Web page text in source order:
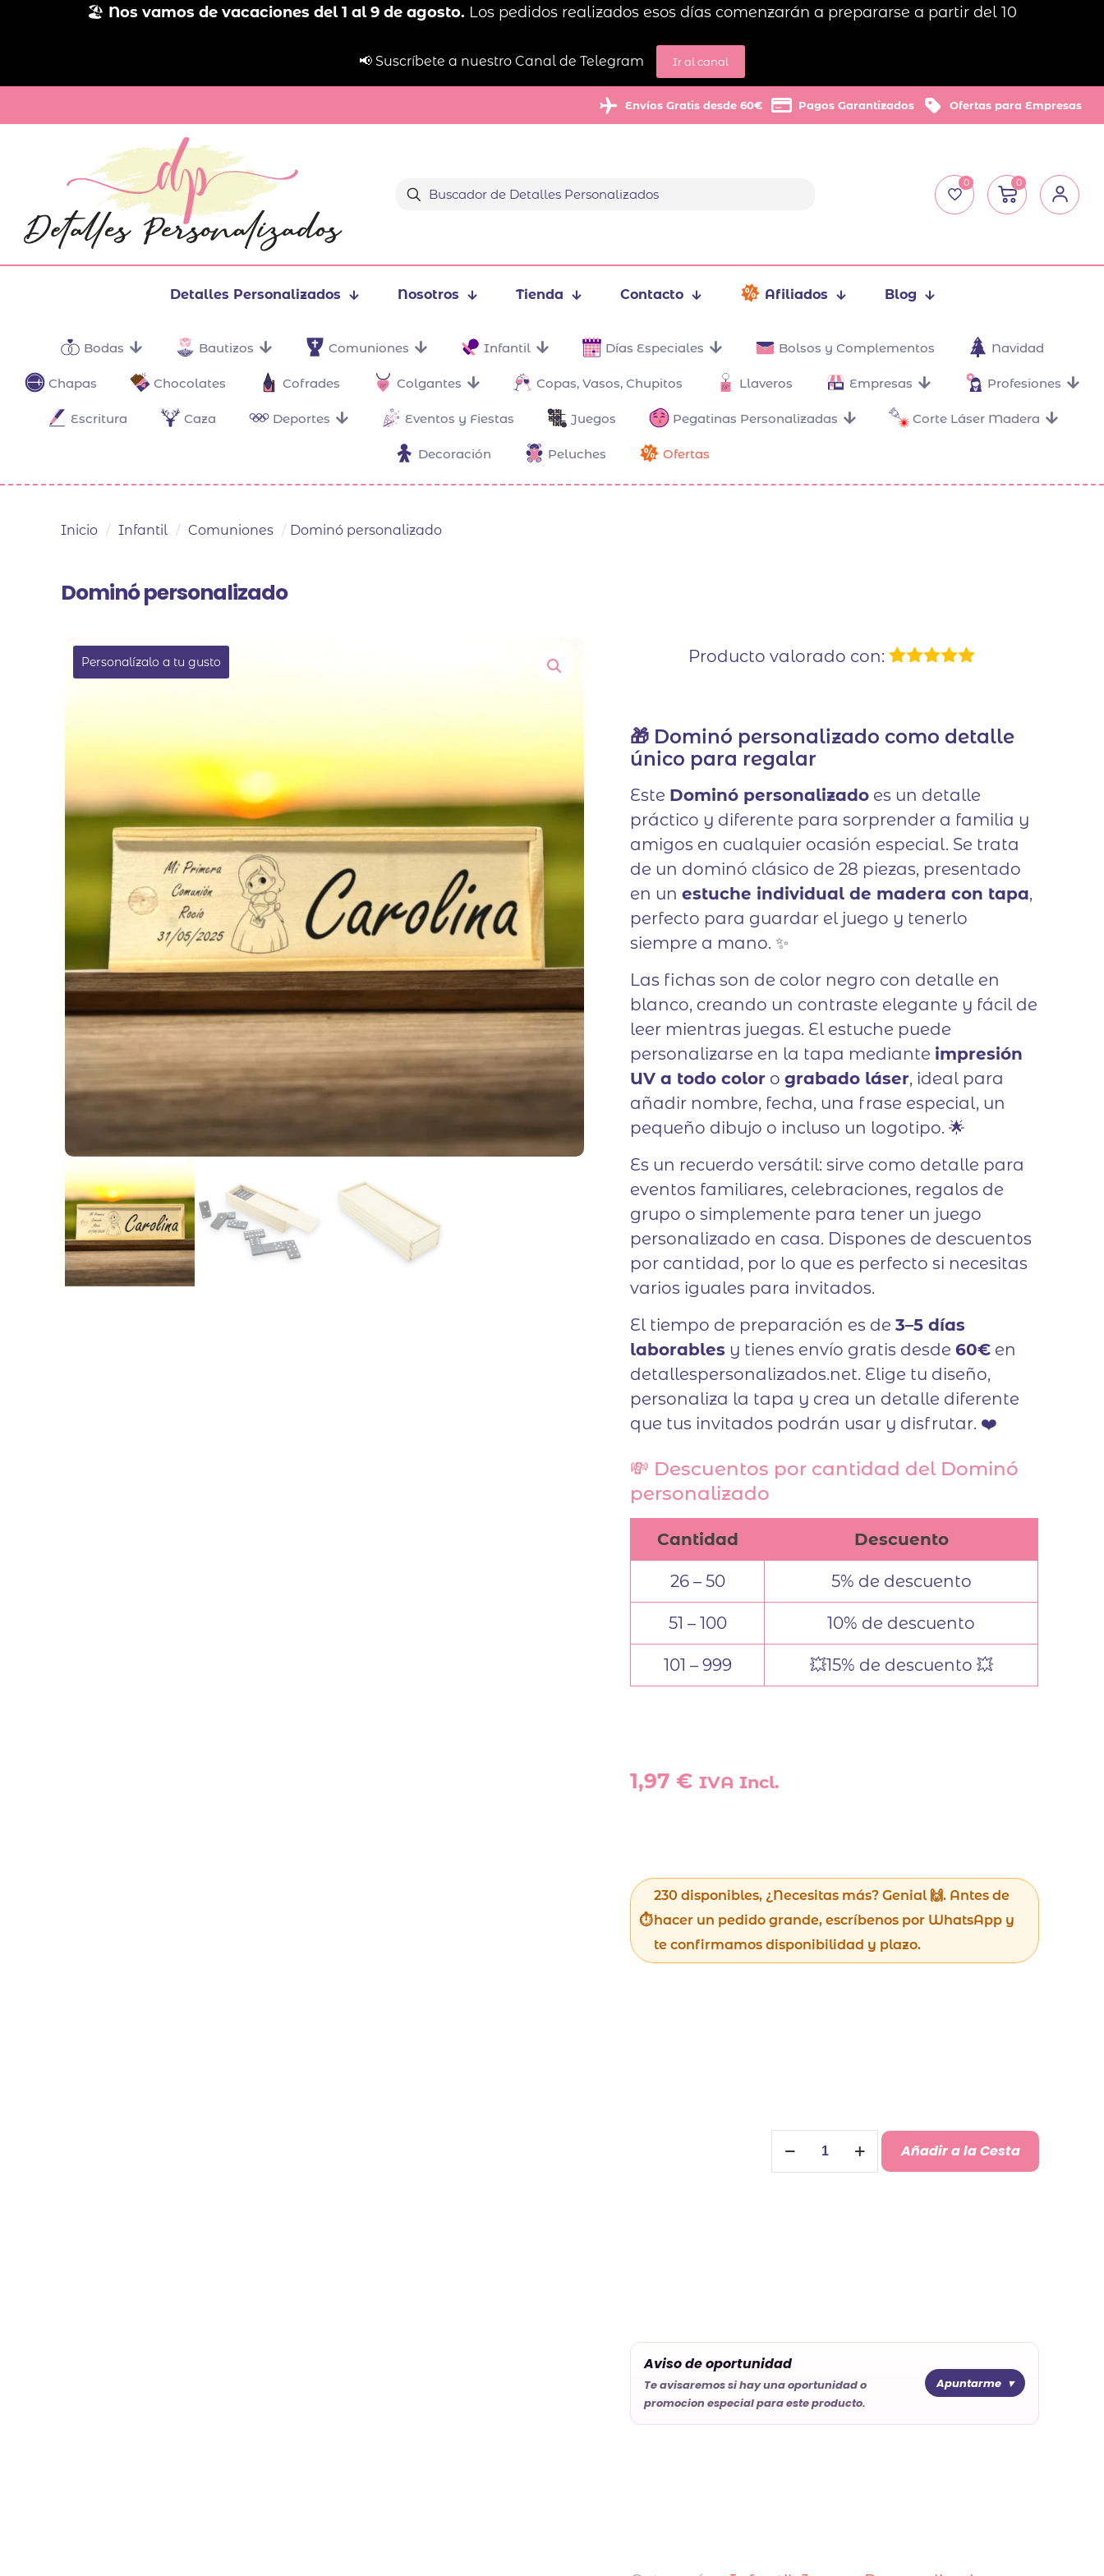
🏖️ Nos vamos de vacaciones del 1 al 9 de agosto. Los pedidos realizados esos días comenzarán a prepararse a partir del 10
📢 Suscríbete a nuestro Canal de Telegram Ir al canal
Envíos Gratis desde 60€ Pagos Garantizados Ofertas para Empresas
0 0
Detalles Personalizados Nosotros Tienda Contacto Afiliados Blog
Bodas Bautizos Comuniones Infantil Días Especiales Bolsos y Complementos Navidad
Chapas Chocolates Cofrades Colgantes Copas, Vasos, Chupitos Llaveros Empresas Profesiones
Escritura Caza Deportes Eventos y Fiestas Juegos Pegatinas Personalizadas Corte Láser Madera
Decoración Peluches Ofertas
Inicio / Infantil / Comuniones / Dominó personalizado
Dominó personalizado
Producto valorado con:
valoración
de un
🎁 Dominó personalizado como detalle
único para regalar
Este Dominó personalizado es un detalle
práctico y diferente para sorprender a familia y
amigos en cualquier ocasión especial. Se trata
de un dominó clásico de 28 piezas, presentado
en unestuche individual de madera con tapa,
perfecto para guardar el juego y tenerlo
siempre a mano. ✨
Las fichas son de color negro con detalle en
blanco, creando un contraste elegante y fácil de
leer mientras juegas. El estuche puede
personalizarse en la tapa mediante impresión
UV a todo color ograbado láser, ideal para
añadir nombre, fecha, una frase especial, un
pequeño dibujo o incluso un logotipo. 🌟
Es un recuerdo versátil: sirve como detalle para
eventos familiares, celebraciones, regalos de
grupo o simplemente para tener un juego
personalizado en casa. Dispones de descuentos
por cantidad, por lo que es perfecto si necesitas
varios iguales para invitados.
El tiempo de preparación es de3–5 días
laborables y tienes envío gratis desde60€ en
detallespersonalizados.net. Elige tu diseño,
personaliza la tapa y crea un detalle diferente
que tus invitados podrán usar y disfrutar. ❤️
💸 Descuentos por cantidad del Dominó
personalizado
Cantidad Descuento
26 – 50 5% de descuento
51 – 100 10% de descuento
101 – 999 💥15% de descuento 💥
1,97€ IVA Incl.
230 disponibles, ¿Necesitas más? Genial 🙌. Antes de
hacer un pedido grande, escríbenos por WhatsApp y
te confirmamos disponibilidad y plazo.
Dominó
personalizado
Añadir a la Cesta
Aviso de oportunidad
Te avisaremos si hay una oportunidad o
promocion especial para este producto.
Apuntarme